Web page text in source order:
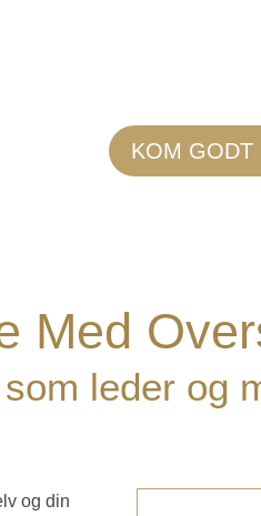
KOM GODT
Med
leder og
og din